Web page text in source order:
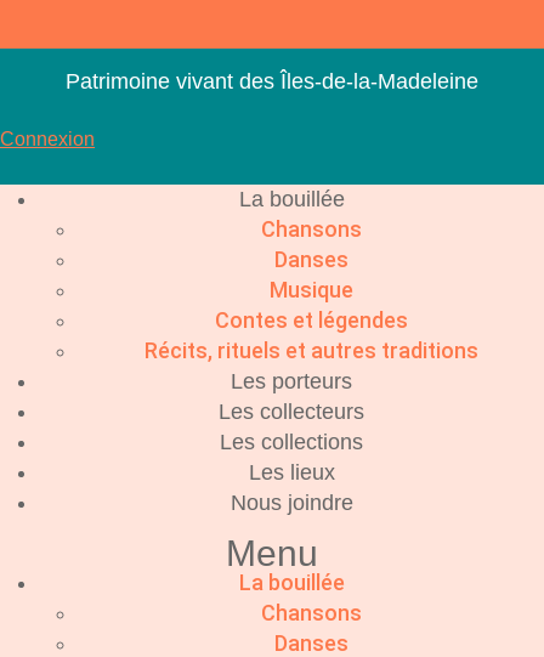
contenu
Patrimoine vivant des Îles-de-la-Madeleine
Connexion
La bouillée
Chansons
Danses
Musique
Contes et légendes
Récits, rituels et autres traditions
Les porteurs
Les collecteurs
Les collections
Les lieux
Nous joindre
Menu
La bouillée
Chansons
Danses